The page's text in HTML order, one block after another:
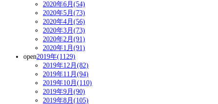
2020年6月(54)
2020年5月(73)
2020年4月(56)
2020年3月(73)
2020年2月(91)
2020年1月(91)
open2019年(1129)
2019年12月(82)
2019年11月(94)
2019年10月(110)
2019年9月(90)
2019年8月(105)